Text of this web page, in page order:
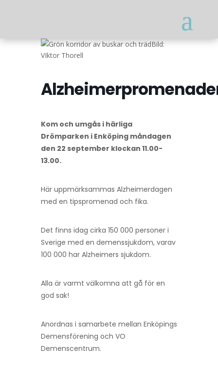
Bild:
VIktor Thorell
Kom och umgås i härliga
Drömparken i Enköping måndagen
den 22 september klockan 11.00-
13.00.
Här uppmärksammas Alzheimerdagen
med en tipspromenad och fika.
Det finns idag cirka 150 000 personer i
Sverige med en demenssjukdom, varav
100 000 har Alzheimers sjukdom.
Alla är varmt välkomna att gå för en
god sak!
Anordnas i samarbete mellan Enköpings
Demensförening och VO
Demenscentrum.